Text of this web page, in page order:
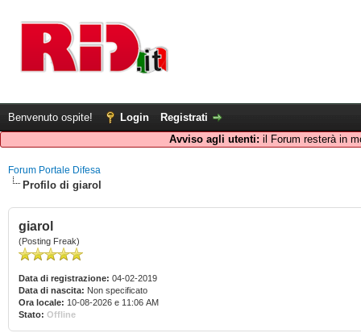
Benvenuto ospite! Login
Registrati
Avviso agli utenti: il Forum resterà in
Forum Portale Difesa
Profilo di giarol
giarol
(Posting Freak)
Data di registrazione: 04-02-2019
Data di nascita: Non specificato
Ora locale: 10-08-2026 e 11:06 AM
Stato: Offline